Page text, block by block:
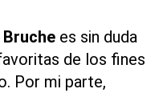
es sin duda
de los fines
Por mi parte,